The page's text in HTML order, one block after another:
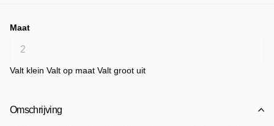
Maat
Valt klein Valt op maat Valt groot uit
Omschrijving